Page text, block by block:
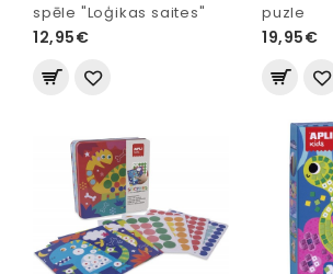
spēle "Loģikas saites"
12,95€
puzle
19,95€